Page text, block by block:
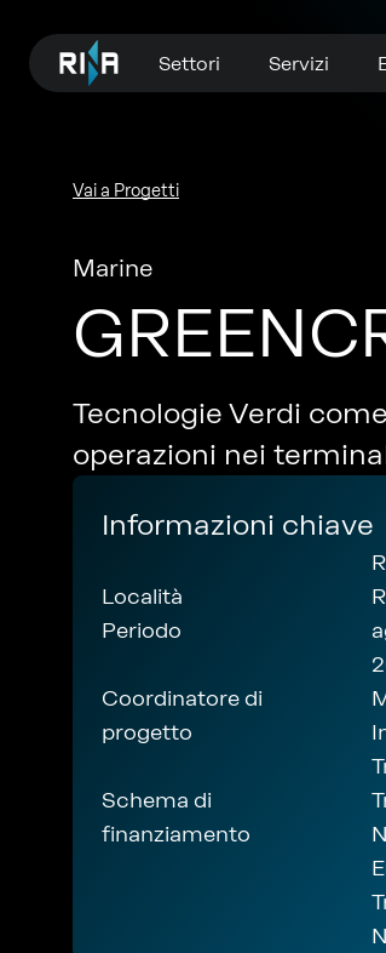
Settori Servizi
Vai a Progetti
Marine
Tecnologie Verdi
operazioni nei
Informazioni chiave
Località
Periodo
Coordinatore di
progetto
Schema di
finanziamento